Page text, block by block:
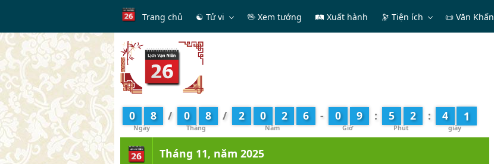
Trang chủ ☯ Tử vi 🖖 Xem tướng 🛤 Xuất hành 🔭 Tiện ích 📜 Văn Khấn
0 8 / 0 8 / 2 0 2 6 - 0 9 : 5 2 : 4 2
Tháng 11, năm 2025